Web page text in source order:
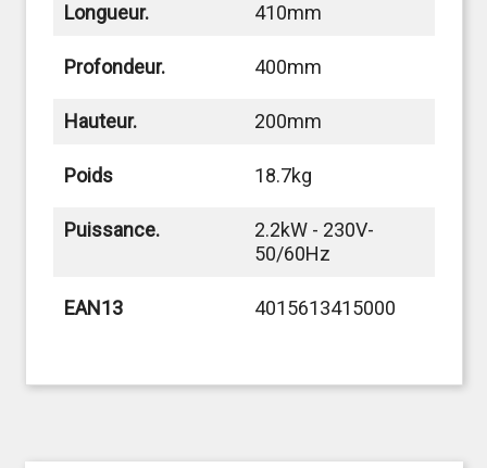
Longueur. 410mm
Profondeur. 400mm
Hauteur. 200mm
Poids 18.7kg
Puissance.
2.2kW - 230V-
50/60Hz
EAN13 4015613415000